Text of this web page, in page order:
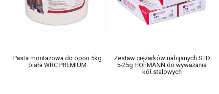
Pasta montażowa do opon 5kg
biała WRC PREMIUM
Zestaw ciężarków nabijanych STD
5-25g HOFMANN do wyważania
kół stalowych